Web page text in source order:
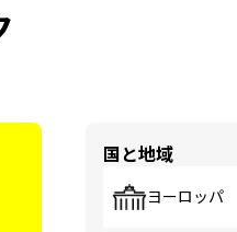
国と地域
ヨーロッパ